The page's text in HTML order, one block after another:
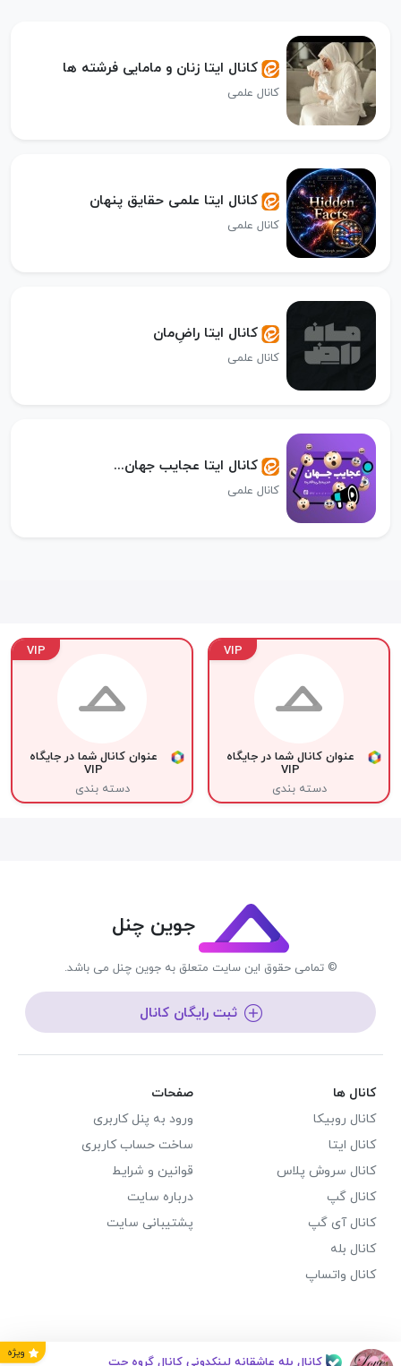
کانال ایتا زنان و مامایی فرشته ها
کانال علمی
کانال ایتا علمی حقایق پنهان
کانال علمی
کانال ایتا راض‌ِمان
کانال علمی
کانال ایتا عجایب جهان...
کانال علمی
VIP
عنوان کانال شما در جایگاه
VIP
دسته بندی
VIP
عنوان کانال شما در جایگاه
VIP
دسته بندی
جوین چنل
© تمامی حقوق این سایت متعلق به جوین چنل می باشد.
ثبت رایگان کانال
کانال ها
کانال روبیکا
کانال ایتا
کانال سروش پلاس
کانال گپ
کانال آی گپ
کانال بله
کانال واتساپ
صفحات
ورود به پنل کاربری
ساخت حساب کاربری
قوانین و شرایط
درباره سایت
پشتیبانی سایت
ویژه
کانال بله عاشقانه لینکدونی کانال گروه چت